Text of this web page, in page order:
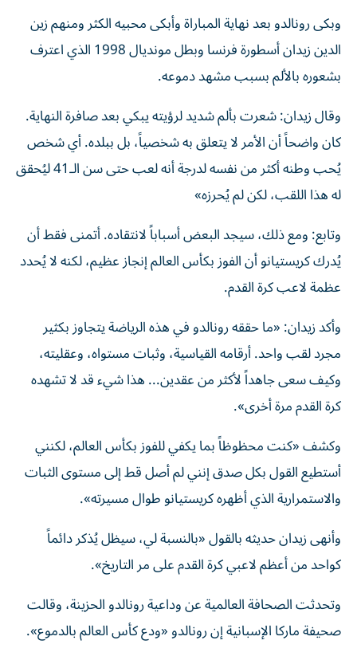
وبكى رونالدو بعد نهاية المباراة وأبكى محبيه الكثر ومنهم زين
الدين زيدان أسطورة فرنسا وبطل مونديال 1998 الذي اعترف
بشعوره بالألم بسبب مشهد دموعه.
وقال زيدان: شعرت بألم شديد لرؤيته يبكي بعد صافرة النهاية.
كان واضحاً أن الأمر لا يتعلق به شخصياً، بل ببلده. أي شخص
يُحب وطنه أكثر من نفسه لدرجة أنه لعب حتى سن الـ41 ليُحقق
له هذا اللقب، لكن لم يُحرزه»
وتابع: ومع ذلك، سيجد البعض أسباباً لانتقاده. أتمنى فقط أن
يُدرك كريستيانو أن الفوز بكأس العالم إنجاز عظيم، لكنه لا يُحدد
عظمة لاعب كرة القدم.
وأكد زيدان: «ما حققه رونالدو في هذه الرياضة يتجاوز بكثير
مجرد لقب واحد. أرقامه القياسية، وثبات مستواه، وعقليته،
وكيف سعى جاهداً لأكثر من عقدين... هذا شيء قد لا تشهده
كرة القدم مرة أخرى».
وكشف «كنت محظوظاً بما يكفي للفوز بكأس العالم، لكنني
أستطيع القول بكل صدق إنني لم أصل قط إلى مستوى الثبات
والاستمرارية الذي أظهره كريستيانو طوال مسيرته».
وأنهى زيدان حديثه بالقول «بالنسبة لي، سيظل يُذكر دائماً
كواحد من أعظم لاعبي كرة القدم على مر التاريخ».
وتحدثت الصحافة العالمية عن وداعية رونالدو الحزينة، وقالت
صحيفة ماركا الإسبانية إن رونالدو «ودع كأس العالم بالدموع».